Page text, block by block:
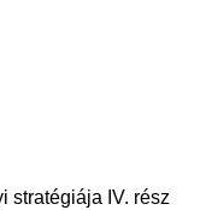
stratégiája IV. rész